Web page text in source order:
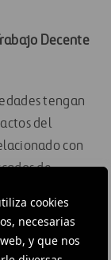
cookies
necesarias
y que nos
Decente
tengan
del
con
de
que si
pierden su